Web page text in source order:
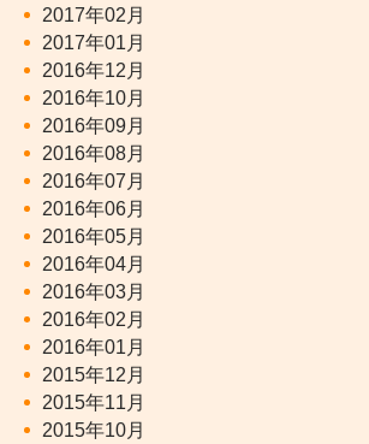
2017年02月
2017年01月
2016年12月
2016年10月
2016年09月
2016年08月
2016年07月
2016年06月
2016年05月
2016年04月
2016年03月
2016年02月
2016年01月
2015年12月
2015年11月
2015年10月